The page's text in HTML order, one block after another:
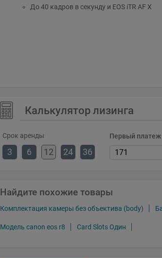
До 40 кадров в секунду и EOS iTR AF X
Калькулятор лизинга
Срок аренды
3 6 12 24 36
Первый платеж
Найдите похожие товары
Комплектация камеры без объектива (body)
Модель canon eos r8 Card Slots Один